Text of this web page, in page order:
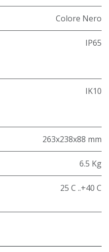
Colore Nero
IP65
IK10
263x238x88 mm
6.5 Kg
25 C ..+40 C